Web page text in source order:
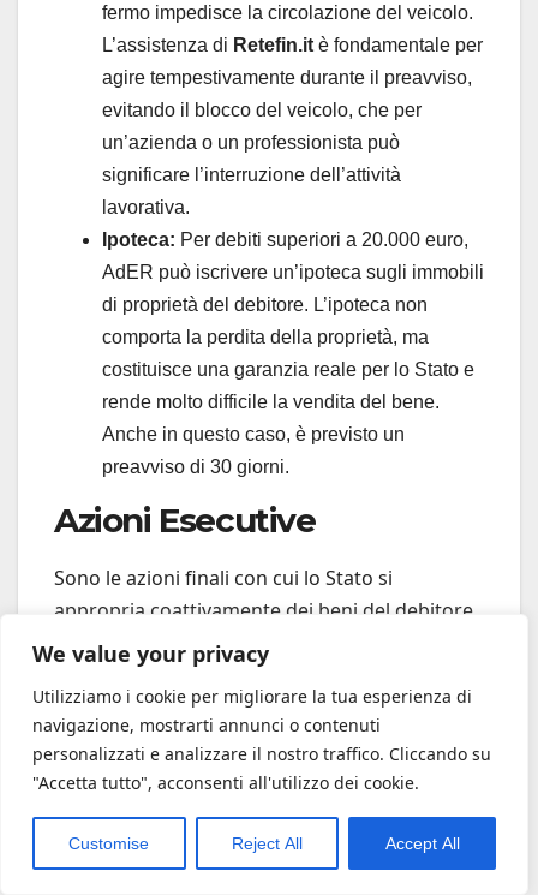
We value your privacy
Utilizziamo i cookie per migliorare la tua esperienza di
navigazione, mostrarti annunci o contenuti
personalizzati e analizzare il nostro traffico. Cliccando su
"Accetta tutto", acconsenti all'utilizzo dei cookie.
Customise Reject All Accept All
fermo impedisce la circolazione del veicolo.
L’assistenza di Retefin.it è fondamentale per
agire tempestivamente durante il preavviso,
evitando il blocco del veicolo, che per
un’azienda o un professionista può
significare l’interruzione dell’attività
lavorativa.
Ipoteca: Per debiti superiori a 20.000 euro,
AdER può iscrivere un’ipoteca sugli immobili
di proprietà del debitore. L’ipoteca non
comporta la perdita della proprietà, ma
costituisce una garanzia reale per lo Stato e
rende molto difficile la vendita del bene.
Anche in questo caso, è previsto un
preavviso di 30 giorni.
Azioni Esecutive
Sono le azioni finali con cui lo Stato si
appropria coattivamente dei beni del debitore
per estinguere il debito.
Pignoramento presso Terzi:È l’azione più
comune. AdER può ordinare a terzi (es. il
datore di lavoro, l’istituto di previdenza, la
banca) di versare direttamente a lei le
somme dovute al debitore. Rientrano in
questa categoria: